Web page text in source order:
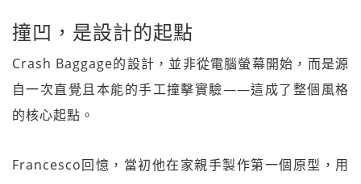
撞凹，是設計的起點
Crash Baggage的設計，並非從電腦螢幕開始，而是源
自一次直覺且本能的手工撞擊實驗——這成了整個風格
的核心起點。
Francesco回憶，當初他在家親手製作第一個原型，用